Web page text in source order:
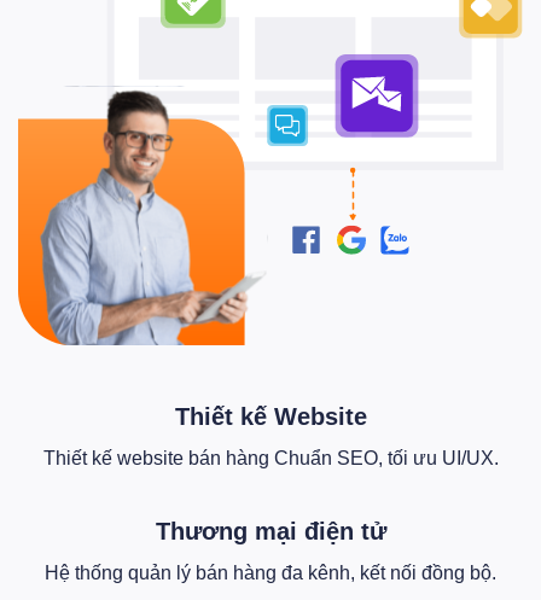
Thiết kế Website
Thiết kế website bán hàng Chuẩn SEO, tối ưu UI/UX.
Thương mại điện tử
Hệ thống quản lý bán hàng đa kênh, kết nối đồng bộ.